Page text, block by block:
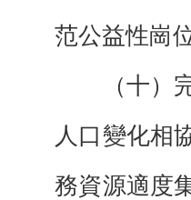
范公益性崗
（十）完
人口變化相
務資源適度